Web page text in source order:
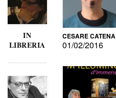
IN
LIBRERIA
CESARE CATENA
01/02/2016